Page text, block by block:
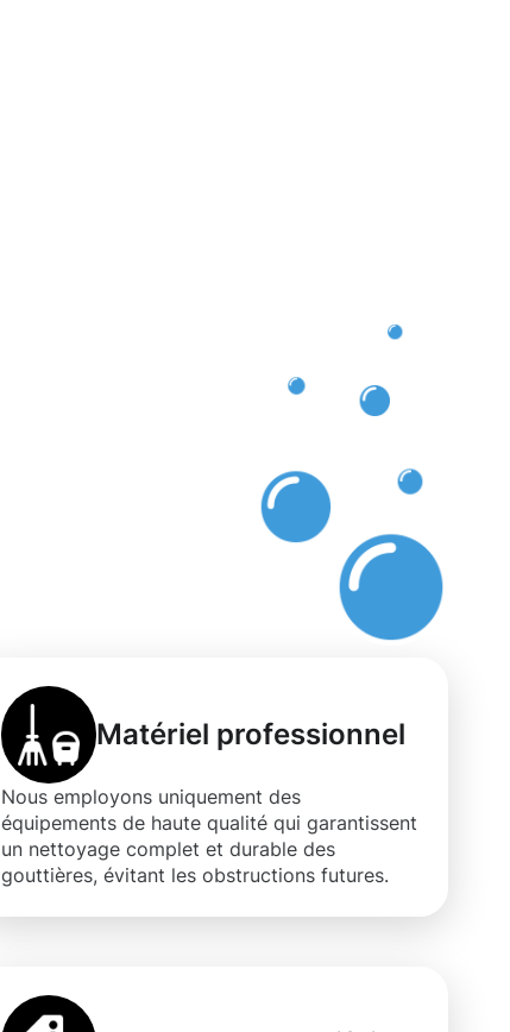
Matériel professionnel
Nous employons uniquement des
équipements de haute qualité qui garantissent
un nettoyage complet et durable des
gouttières, évitant les obstructions futures.